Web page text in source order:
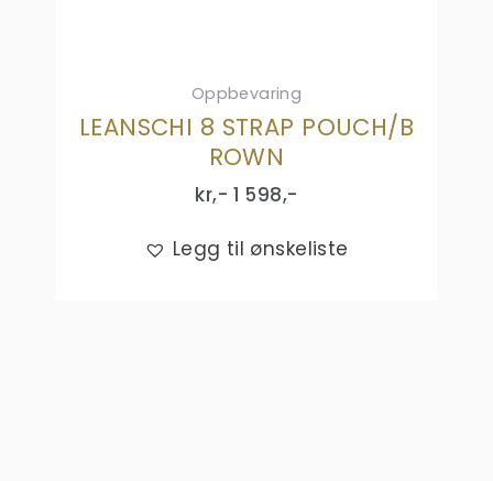
Oppbevaring
LEANSCHI 8 STRAP POUCH/B
ROWN
kr,- 1 598,-
Legg til ønskeliste